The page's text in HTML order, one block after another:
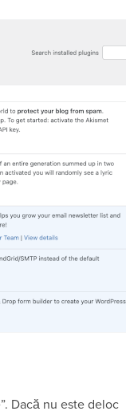
Dacă nu este deloc